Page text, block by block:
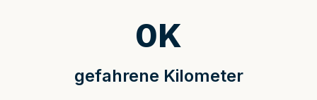
gefahrene Kilometer
0K